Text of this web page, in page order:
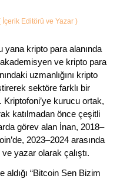
İçerik Editörü ve Yazar )
yana kripto para alanında
ve kripto para
uzmanlığını kripto
sektöre farklı bir
Kriptofoni’ye kurucu ortak,
katılmadan önce çeşitli
görev alan İnan, 2018–
2023–2024 arasında
yazar olarak çalıştı.
“Bitcoin Sen Bizim